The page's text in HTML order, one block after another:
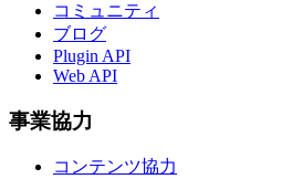
コミュニティ
ブログ
Plugin API
Web API
事業協力
コンテンツ協力